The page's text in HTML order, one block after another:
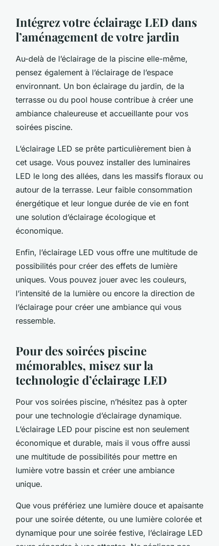
Intégrez votre éclairage LED dans
l’aménagement de votre jardin
Au-delà de l’éclairage de la piscine elle-même,
pensez également à l’éclairage de l’espace
environnant. Un bon éclairage du jardin, de la
terrasse ou du pool house contribue à créer une
ambiance chaleureuse et accueillante pour vos
soirées piscine.
L’éclairage LED se prête particulièrement bien à
cet usage. Vous pouvez installer des luminaires
LED le long des allées, dans les massifs floraux ou
autour de la terrasse. Leur faible consommation
énergétique et leur longue durée de vie en font
une solution d’éclairage écologique et
économique.
Enfin, l’éclairage LED vous offre une multitude de
possibilités pour créer des effets de lumière
uniques. Vous pouvez jouer avec les couleurs,
l’intensité de la lumière ou encore la direction de
l’éclairage pour créer une ambiance qui vous
ressemble.
Pour des soirées piscine
mémorables, misez sur la
technologie d’éclairage LED
Pour vos soirées piscine, n’hésitez pas à opter
pour une technologie d’éclairage dynamique.
L’éclairage LED pour piscine est non seulement
économique et durable, mais il vous offre aussi
une multitude de possibilités pour mettre en
lumière votre bassin et créer une ambiance
unique.
Que vous préfériez une lumière douce et apaisante
pour une soirée détente, ou une lumière colorée et
dynamique pour une soirée festive, l’éclairage LED